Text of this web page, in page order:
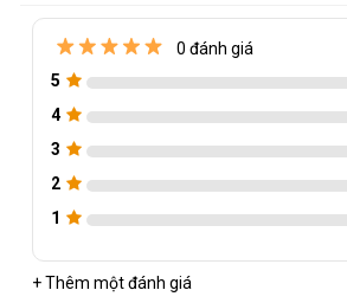
0 đánh giá
5
4
3
2
1
+ Thêm một đánh giá